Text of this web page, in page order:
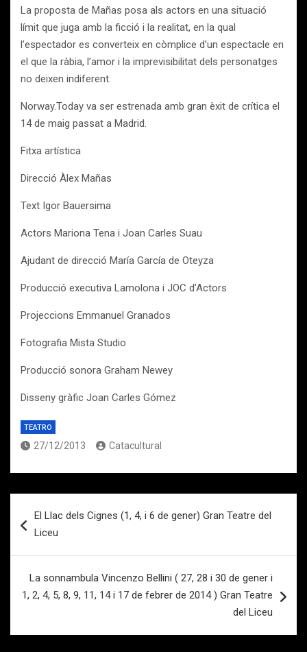
La proposta de Mañas posa als actors en una situació
límit que juga amb la ficció i la realitat, en la qual
l’espectador es converteix en còmplice d’un espectacle en
el que la ràbia, l’amor i la imprevisibilitat dels personatges
no deixen indiferent.
Norway.Today va ser estrenada amb gran èxit de crítica el
14 de maig passat a Madrid.
Fitxa artística
Direcció Àlex Mañas
Text Igor Bauersima
Actors Mariona Tena i Joan Carles Suau
Ajudant de direcció María García de Oteyza
Producció executiva Lamolona i JOC d’Actors
Projeccions Emmanuel Granados
Fotografia Mista Studio
Producció sonora Graham Newey
Disseny gràfic Joan Carles Gómez
TEATRO
27/12/2013 Catacultural
de
El Llac dels Cignes (1, 4, i 6 de gener) Gran Teatre del
Liceu
La sonnambula Vincenzo Bellini ( 27, 28 i 30 de gener i
1, 2, 4, 5, 8, 9, 11, 14 i 17 de febrer de 2014 ) Gran Teatre
del Liceu